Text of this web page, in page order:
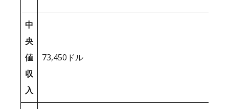
中
央
値
収
入
73,450ドル